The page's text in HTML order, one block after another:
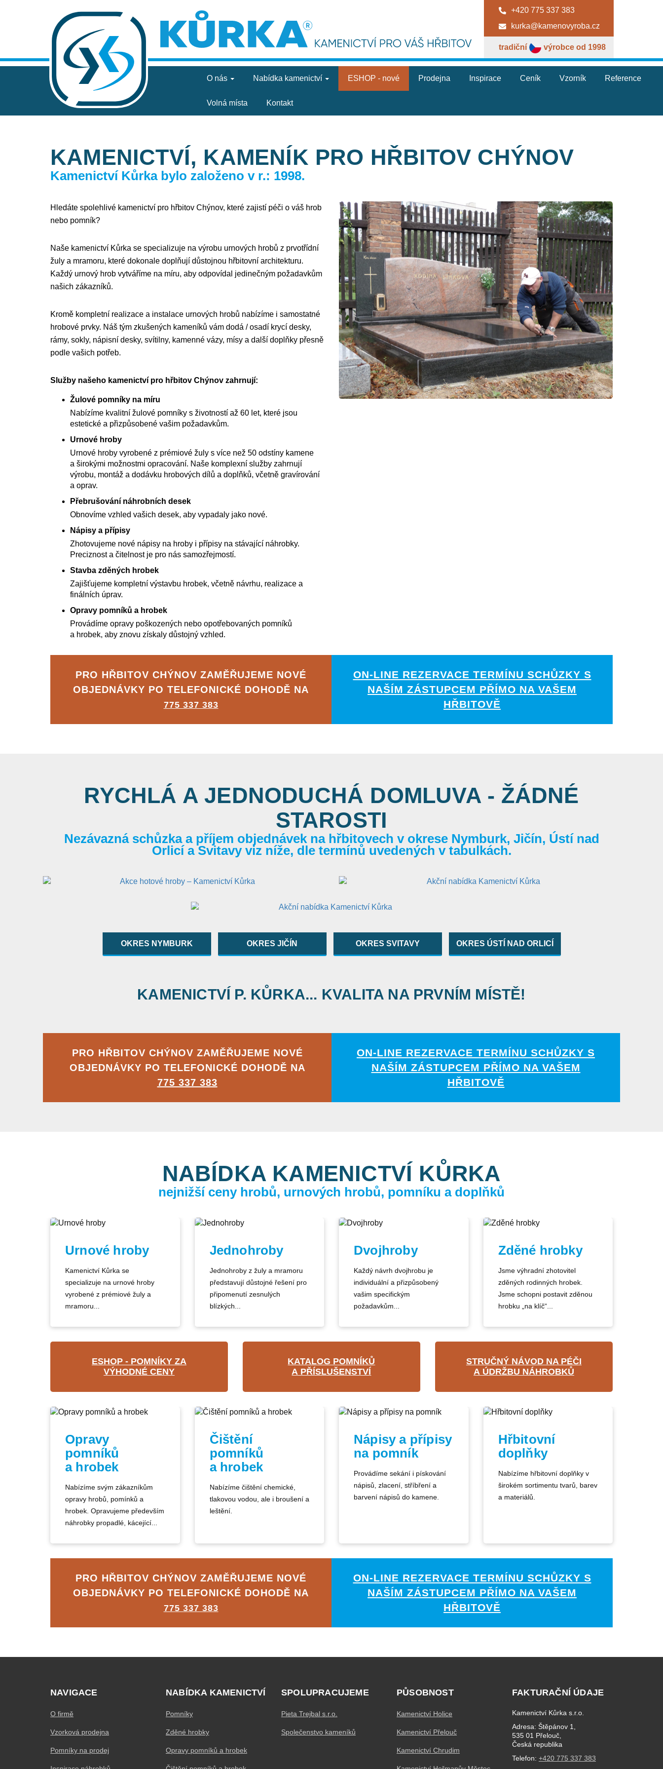
+420 775 337 383
kurka@kamenovyroba.cz
tradiční výrobce od 1998
O nás Nabídka kamenictví ESHOP - nové Prodejna Inspirace Ceník Vzorník Reference
Volná místa Kontakt
KAMENICTVÍ, KAMENÍK PRO HŘBITOV CHÝNOV
Kamenictví Kůrka bylo založeno v r.: 1998.
Hledáte spolehlivé kamenictví pro hřbitov Chýnov, které zajistí péči o váš hrob
nebo pomník?
Naše kamenictví Kůrka se specializuje na výrobu urnových hrobů z prvotřídní
žuly a mramoru, které dokonale doplňují důstojnou hřbitovní architekturu.
Každý urnový hrob vytváříme na míru, aby odpovídal jedinečným požadavkům
našich zákazníků.
Kromě kompletní realizace a instalace urnových hrobů nabízíme i samostatné
hrobové prvky. Náš tým zkušených kameníků vám dodá / osadí krycí desky,
rámy, sokly, nápisní desky, svítilny, kamenné vázy, mísy a další doplňky přesně
podle vašich potřeb.
Služby našeho kamenictví pro hřbitov Chýnov zahrnují:
Žulové pomníky na míru
Nabízíme kvalitní žulové pomníky s životností až 60 let, které jsou
estetické a přizpůsobené vašim požadavkům.
Urnové hroby
Urnové hroby vyrobené z prémiové žuly s více než 50 odstíny kamene
a širokými možnostmi opracování. Naše komplexní služby zahrnují
výrobu, montáž a dodávku hrobových dílů a doplňků, včetně gravírování
a oprav.
Přebrušování náhrobních desek
Obnovíme vzhled vašich desek, aby vypadaly jako nové.
Nápisy a přípisy
Zhotovujeme nové nápisy na hroby i přípisy na stávající náhrobky.
Preciznost a čitelnost je pro nás samozřejmostí.
Stavba zděných hrobek
Zajišťujeme kompletní výstavbu hrobek, včetně návrhu, realizace a
finálních úprav.
Opravy pomníků a hrobek
Provádíme opravy poškozených nebo opotřebovaných pomníků
a hrobek, aby znovu získaly důstojný vzhled.
PRO HŘBITOV CHÝNOV ZAMĚŘUJEME NOVÉ
OBJEDNÁVKY PO TELEFONICKÉ DOHODĚ NA
775 337 383
ON-LINE REZERVACE TERMÍNU SCHŮZKY S
NAŠÍM ZÁSTUPCEM PŘÍMO NA VAŠEM
HŘBITOVĚ
RYCHLÁ A JEDNODUCHÁ DOMLUVA - ŽÁDNÉ
STAROSTI
Nezávazná schůzka a příjem objednávek na hřbitovech v okrese Nymburk, Jičín, Ústí nad
Orlicí a Svitavy viz níže, dle termínů uvedených v tabulkách.
OKRES NYMBURK OKRES JIČÍN OKRES SVITAVY OKRES ÚSTÍ NAD ORLICÍ
KAMENICTVÍ P. KŮRKA... KVALITA NA PRVNÍM MÍSTĚ!
PRO HŘBITOV CHÝNOV ZAMĚŘUJEME NOVÉ
OBJEDNÁVKY PO TELEFONICKÉ DOHODĚ NA
775 337 383
ON-LINE REZERVACE TERMÍNU SCHŮZKY S
NAŠÍM ZÁSTUPCEM PŘÍMO NA VAŠEM
HŘBITOVĚ
NABÍDKA KAMENICTVÍ KŮRKA
nejnižší ceny hrobů, urnových hrobů, pomníku a doplňků
Urnové hroby
Kamenictví Kůrka se
specializuje na urnové hroby
vyrobené z prémiové žuly a
mramoru...
Jednohroby
Jednohroby z žuly a mramoru
představují důstojné řešení pro
připomenutí zesnulých
blízkých...
Dvojhroby
Každý návrh dvojhrobu je
individuální a přizpůsobený
vašim specifickým
požadavkům...
Zděné hrobky
Jsme výhradní zhotovitel
zděných rodinných hrobek.
Jsme schopni postavit zděnou
hrobku „na klíč“...
ESHOP - POMNÍKY ZA
VÝHODNÉ CENY
KATALOG POMNÍKŮ
A PŘÍSLUŠENSTVÍ
STRUČNÝ NÁVOD NA PÉČI
A ÚDRŽBU NÁHROBKŮ
Opravy
pomníků
a hrobek
Nabízíme svým zákazníkům
opravy hrobů, pomínků a
hrobek. Opravujeme především
náhrobky propadlé, kácející...
Čištění
pomníků
a hrobek
Nabízíme čištění chemické,
tlakovou vodou, ale i broušení a
leštění.
Nápisy a přípisy
na pomník
Provádíme sekání i pískování
nápisů, zlacení, stříbření a
barvení nápisů do kamene.
Hřbitovní
doplňky
Nabízíme hřbitovní doplňky v
širokém sortimentu tvarů, barev
a materiálů.
PRO HŘBITOV CHÝNOV ZAMĚŘUJEME NOVÉ
OBJEDNÁVKY PO TELEFONICKÉ DOHODĚ NA
775 337 383
ON-LINE REZERVACE TERMÍNU SCHŮZKY S
NAŠÍM ZÁSTUPCEM PŘÍMO NA VAŠEM
HŘBITOVĚ
NAVIGACE
O firmě
Vzorková prodejna
Pomníky na prodej
NABÍDKA KAMENICTVÍ
Pomníky
Zděné hrobky
Opravy pomníků a hrobek
SPOLUPRACUJEME
Pieta Trejbal s.r.o.
Společenstvo kameníků
PŮSOBNOST
Kamenictví Holice
Kamenictví Přelouč
Kamenictví Chrudim
FAKTURAČNÍ ÚDAJE
Kamenictví Kůrka s.r.o.
Adresa: Štěpánov 1,
535 01 Přelouč,
Česká republika
Telefon: +420 775 337 383